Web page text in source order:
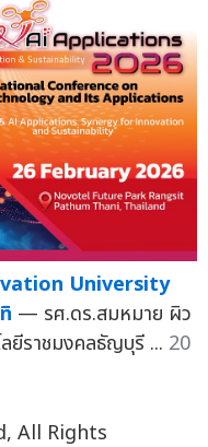
University
— รศ.ดร.สมหมาย ผิว
ยีราชมงคลธัญบุรี ... 20
All Rights